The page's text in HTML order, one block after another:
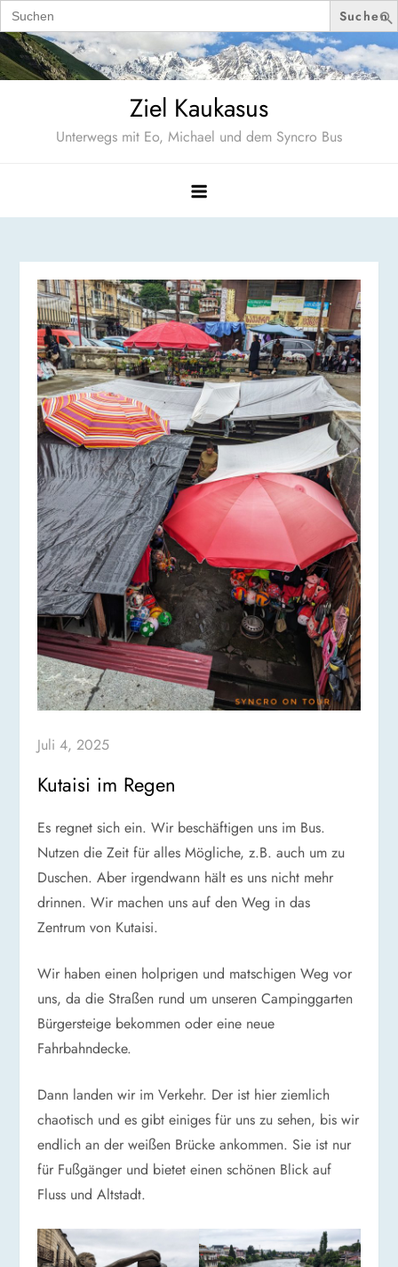
Search
for:
Skip
to
Ziel Kaukasus
Unterwegs mit Eo, Michael und dem Syncro Bus
Juli 4, 2025
Kutaisi im Regen
Es regnet sich ein. Wir beschäftigen uns im Bus.
Nutzen die Zeit für alles Mögliche, z.B. auch um zu
Duschen. Aber irgendwann hält es uns nicht mehr
drinnen. Wir machen uns auf den Weg in das
Zentrum von Kutaisi.
Wir haben einen holprigen und matschigen Weg vor
uns, da die Straßen rund um unseren Campinggarten
Bürgersteige bekommen oder eine neue
Fahrbahndecke.
Dann landen wir im Verkehr. Der ist hier ziemlich
chaotisch und es gibt einiges für uns zu sehen, bis wir
endlich an der weißen Brücke ankommen. Sie ist nur
für Fußgänger und bietet einen schönen Blick auf
Fluss und Altstadt.